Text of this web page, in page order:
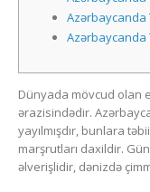
Azərbaycanda
Azərbaycanda
Dünyada mövcud olan
ərazisindədir.
yayılmışdır, bunlara
marşrutları daxildir.
əlverişlidir, dənizdə